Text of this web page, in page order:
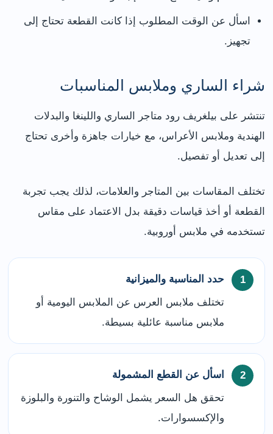
اسأل عن الوقت المطلوب إذا كانت القطعة تحتاج إلى
تجهيز.
شراء الساري وملابس المناسبات
تنتشر على بيلغريف رود متاجر الساري واللينغا والبدلات
الهندية وملابس الأعراس، مع خيارات جاهزة وأخرى تحتاج
إلى تعديل أو تفصيل.
تختلف المقاسات بين المتاجر والعلامات، لذلك يجب تجربة
القطعة أو أخذ قياسات دقيقة بدل الاعتماد على مقاس
تستخدمه في ملابس أوروبية.
حدد المناسبة والميزانية
تختلف ملابس العرس عن الملابس اليومية أو
ملابس مناسبة عائلية بسيطة.
اسأل عن القطع المشمولة
تحقق هل السعر يشمل الوشاح والتنورة والبلوزة
والإكسسوارات.